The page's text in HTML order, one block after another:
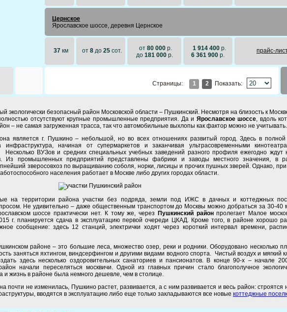
Цернское
Ярославское шоссе, деревня Цернское
37км от 8 до 25 сот. от 80 000 р.
до 181 000р.
1 914 400р.
6 361 900 р.
прайc-
Страницы: 1 2 Показать:
экологически безопасный район Московской области – Пушкинский. Несмотря на близость к
отсутствуют крупные промышленные предприятия. Да и Ярославское шоссе, вдоль
– не самая загруженная трасса, так что автомобильные выхлопы как фактор можно не
является г. Пушкино – небольшой, но во всех отношениях развитый город. Здесь в
инфраструктура, начиная от супермаркетов и заканчивая ультрасовременными
Несколько ВУЗов и средних специальных учебных заведений разного профиля ежегодно ждут
Из промышленных предприятий представлены фабрики и заводы местного значения, в
зверосовхоз по выращиванию соболя, норки, лисицы и прочих пушных зверей. Однако,
населения работает в Москве либо других городах области.
на территории района участки без подряда, земли под ИЖС в дачных и коттеджных
Не удивительно – даже общественным транспортом до Москвы можно добраться за 30-40
шоссе практически нет. К тому же, через
Пушкинский районпролегает Малое
г. планируется сдача в эксплуатацию первой очереди ЦКАД. Кроме того, в районе хорошо
сообщение: здесь 12 станций, электрички ходят через короткий интервал времени,
районе – это большие леса, множество озер, реки и родники. Оборудовано несколько
заняться яхтингом, виндсерфингом и другими видами водного спорта. Чистый воздух и мягкий
здесь несколько оздоровительных санаториев и пансионатов. В конце 90-х – начале
начали переселяться москвичи. Одной из главных причин стало благополучное
и жизнь в районе была немного дешевле, чем в столице.
почти не изменилась, Пушкино растет, развивается, а с ним развивается и весь район: строятся
вводятся в эксплуатацию либо еще только закладываются все новые коттеджные